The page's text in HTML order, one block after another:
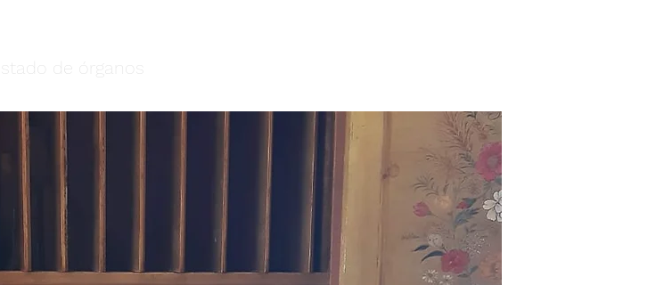
listado de órganos